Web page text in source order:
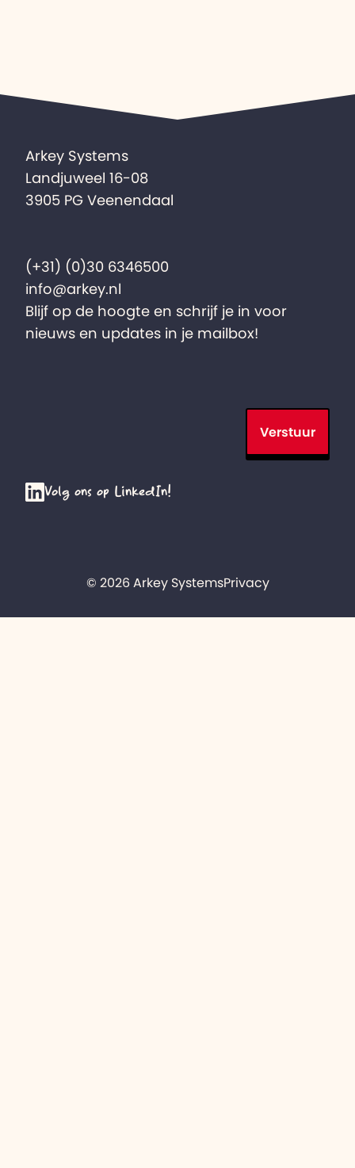
Arkey Systems
Landjuweel 16-08
3905 PG Veenendaal
(+31) (0)30 6346500
info@arkey.nl
Blijf op de hoogte en schrijf je in voor
nieuws en updates in je mailbox!
Verstuur
Volg ons op LinkedIn!
© 2026 Arkey SystemsPrivacy